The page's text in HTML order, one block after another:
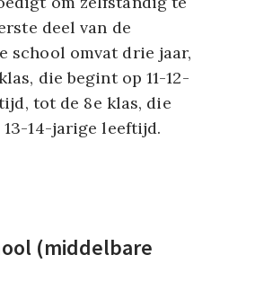
deel van de
school omvat drie jaar,
die begint op 11-12-
tot de 8e klas, die
14-jarige leeftijd.
(middelbare